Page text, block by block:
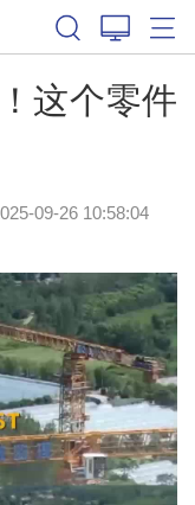
这个零件
09-26 10:58:04